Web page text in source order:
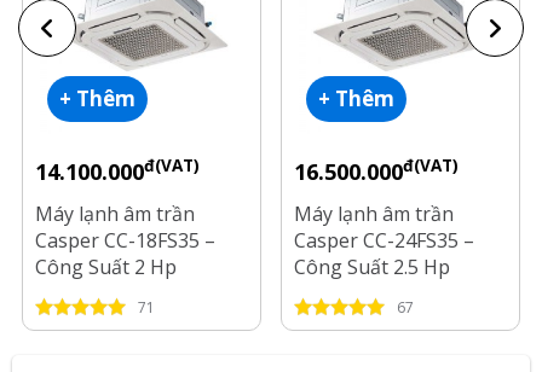
+ Thêm
14.100.000đ(VAT)
Máy lạnh âm trần
Casper CC-18FS35 –
Công Suất 2 Hp
71
+ Thêm
16.500.000đ(VAT)
Máy lạnh âm trần
Casper CC-24FS35 –
Công Suất 2.5 Hp
67